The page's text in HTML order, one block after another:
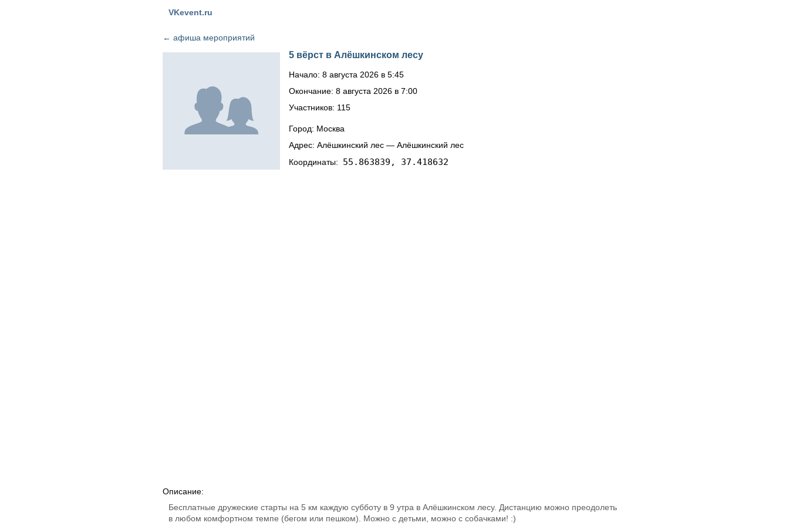
VKevent.ru
← афиша мероприятий
5 вёрст в Алёшкинском лесу
Начало: 8 августа 2026 в 5:45
Окончание: 8 августа 2026 в 7:00
Участников: 115
Город: Москва
Адрес: Алёшкинский лес — Алёшкинский лес
Координаты: 55.863839, 37.418632
Описание:
Бесплатные дружеские старты на 5 км каждую субботу в 9 утра в Алёшкинском лесу. Дистанцию можно преодолеть
в любом комфортном темпе (бегом или пешком). Можно с детьми, можно с собачками! :)